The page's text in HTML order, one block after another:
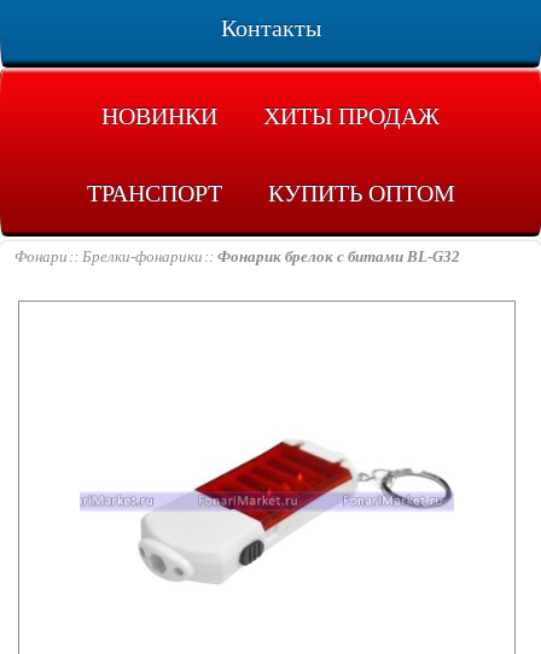
Контакты
НОВИНКИ ХИТЫ ПРОДАЖ
ТРАНСПОРТ КУПИТЬ ОПТОМ
Фонари Брелки-фонарики Фонарик брелок с битами BL-G32